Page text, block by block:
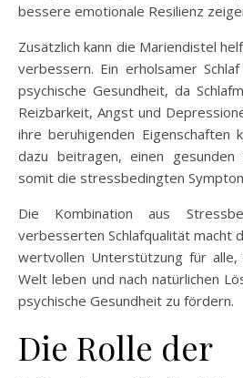
bessere emotionale Resilienz
Zusätzlich kann die Mariendistel
verbessern. Ein erholsamer
psychische Gesundheit, da
Reizbarkeit, Angst und
ihre beruhigenden Eigenschaften
dazu beitragen, einen
somit die stressbedingten
Die Kombination aus
verbesserten Schlafqualität macht
wertvollen Unterstützung für alle,
Welt leben und nach natürlichen
psychische Gesundheit zu fördern.
Die Rolle der